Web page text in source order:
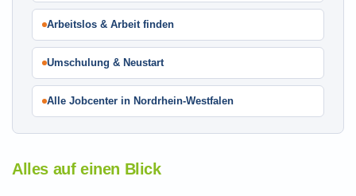
Arbeitslos & Arbeit finden
Umschulung & Neustart
Alle Jobcenter in Nordrhein-Westfalen
Alles auf einen Blick